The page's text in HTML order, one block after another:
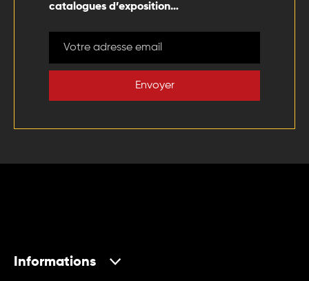
catalogues d’exposition…
Envoyer
Informations